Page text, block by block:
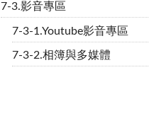
7-3.影音專區
7-3-1.Youtube影音專區
7-3-2.相簿與多媒體